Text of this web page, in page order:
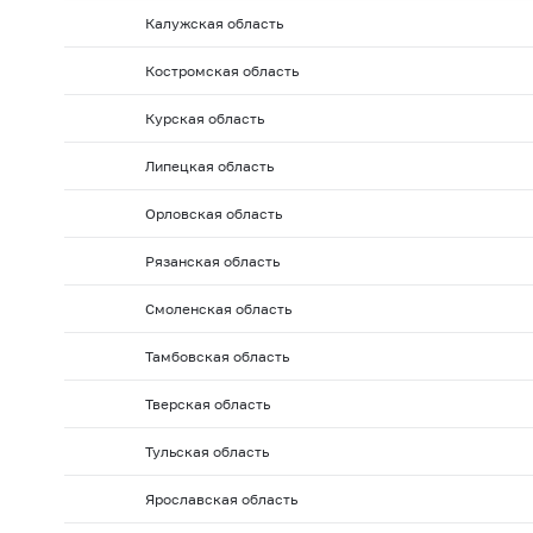
2008 г.: на 01.10
2008 г.: на 01.09
2008 г.: на 01.02
2008 г.: на 01.01
2005 г.: на 01.06
2005 г.: на 01.05
2004 г.: на 01.10
2004 г.: на 01.09
2002 г.: на 01.02
2002 г.: на 01.01
2001 г.: на 01.06
2001 г.: на 01.05
Калужская область
Костромская область
Курская область
Липецкая область
Орловская область
Рязанская область
Смоленская область
Тамбовская область
Тверская область
Тульская область
Ярославская область